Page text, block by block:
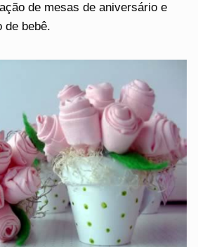
de mesas de aniversário e
de bebê.